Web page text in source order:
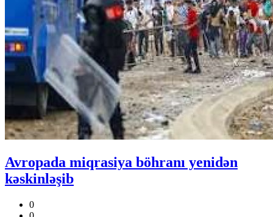
Avropada miqrasiya böhranı yenidən
kəskinləşib
0